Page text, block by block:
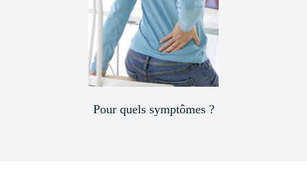
Pour quels symptômes ?